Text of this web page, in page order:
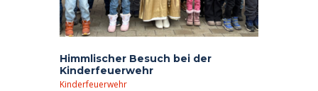
Himmlischer Besuch bei der
Kinderfeuerwehr
Kinderfeuerwehr